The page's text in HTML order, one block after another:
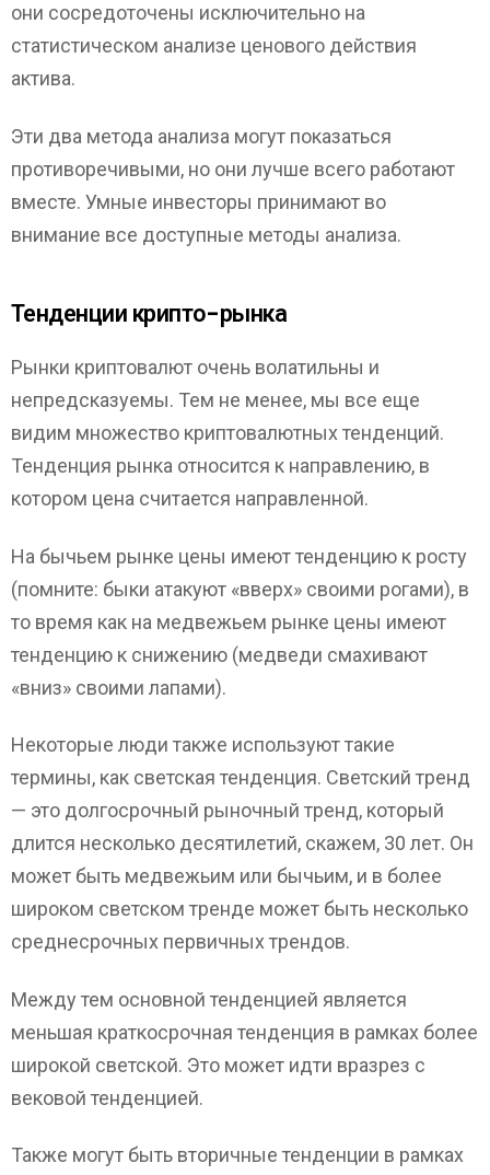
они сосредоточены исключительно на
статистическом анализе ценового действия
актива.
Эти два метода анализа могут показаться
противоречивыми, но они лучше всего работают
вместе. Умные инвесторы принимают во
внимание все доступные методы анализа.
Тенденции крипто-рынка
Рынки криптовалют очень волатильны и
непредсказуемы. Тем не менее, мы все еще
видим множество криптовалютных тенденций.
Тенденция рынка относится к направлению, в
котором цена считается направленной.
На бычьем рынке цены имеют тенденцию к росту
(помните: быки атакуют «вверх» своими рогами), в
то время как на медвежьем рынке цены имеют
тенденцию к снижению (медведи смахивают
«вниз» своими лапами).
Некоторые люди также используют такие
термины, как светская тенденция. Светский тренд
— это долгосрочный рыночный тренд, который
длится несколько десятилетий, скажем, 30 лет. Он
может быть медвежьим или бычьим, и в более
широком светском тренде может быть несколько
среднесрочных первичных трендов.
Между тем основной тенденцией является
меньшая краткосрочная тенденция в рамках более
широкой светской. Это может идти вразрез с
вековой тенденцией.
Также могут быть вторичные тенденции в рамках